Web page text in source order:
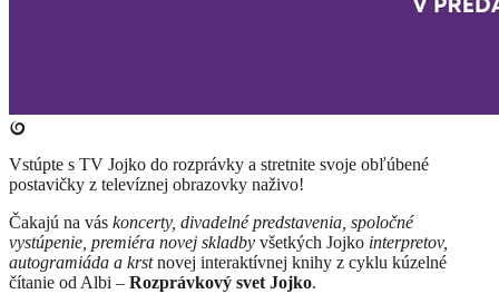
Vstúpte s TV Jojko do rozprávky a stretnite svoje obľúbené
postavičky z televíznej obrazovky naživo!
Čakajú na vás koncerty, divadelné predstavenia, spoločné
vystúpenie, premiéra novej skladby všetkých Jojko interpretov,
autogramiáda a krstnovej interaktívnej knihy z cyklu kúzelné
čítanie od Albi – Rozprávkový svet Jojko.